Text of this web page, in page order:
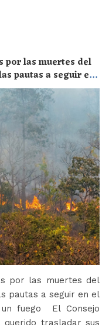
por las muertes del
pautas a seguir en
fuego
por las muertes del
pautas a seguir en el
fuego El Consejo
querido trasladar sus